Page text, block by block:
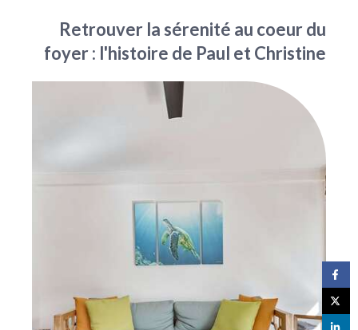
Retrouver la sérenité au coeur du
foyer : l'histoire de Paul et Christine